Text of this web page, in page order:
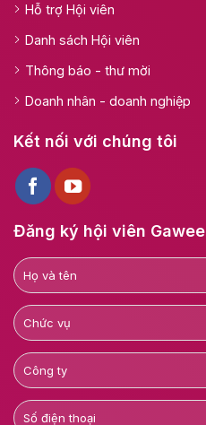
Hỗ trợ Hội viên
Danh sách Hội viên
Thông báo - thư mời
Doanh nhân - doanh nghiệp
Kết nối với chúng tôi
Đăng ký hội viên Gawee